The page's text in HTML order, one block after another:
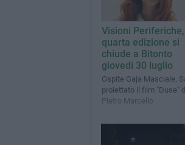
Visioni
quarta edizione si
chiude a Bitonto
giovedì 30 luglio
Ospite Gaja Masciale.
proiettato il film "Duse"
Pietro Marcello